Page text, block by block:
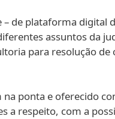
– de plataforma digital
assuntos da
para resolução
na ponta e oferecido
a respeito, com a